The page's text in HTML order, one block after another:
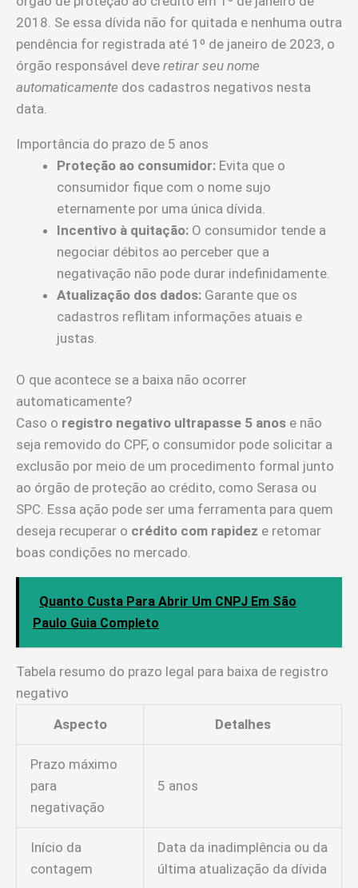
2018. Se essa dívida não for quitada e nenhuma outra
pendência for registrada até 1º de janeiro de 2023, o
órgão responsável deve retirar seu nome
automaticamente dos cadastros negativos nesta
data.
Importância do prazo de 5 anos
Proteção ao consumidor: Evita que o
consumidor fique com o nome sujo
eternamente por uma única dívida.
Incentivo à quitação: O consumidor tende a
negociar débitos ao perceber que a
negativação não pode durar indefinidamente.
Atualização dos dados: Garante que os
cadastros reflitam informações atuais e
justas.
O que acontece se a baixa não ocorrer
automaticamente?
Caso o registro negativo ultrapasse 5 anos e não
seja removido do CPF, o consumidor pode solicitar a
exclusão por meio de um procedimento formal junto
ao órgão de proteção ao crédito, como Serasa ou
SPC. Essa ação pode ser uma ferramenta para quem
deseja recuperar o crédito com rapidez e retomar
boas condições no mercado.
Quanto Custa Para Abrir Um CNPJ Em São
Paulo Guia Completo
Tabela resumo do prazo legal para baixa de registro
negativo
Aspecto
Detalhes
Prazo máximo
para
negativação
5 anos
Início da
contagem
Data da inadimplência ou da
última atualização da dívida